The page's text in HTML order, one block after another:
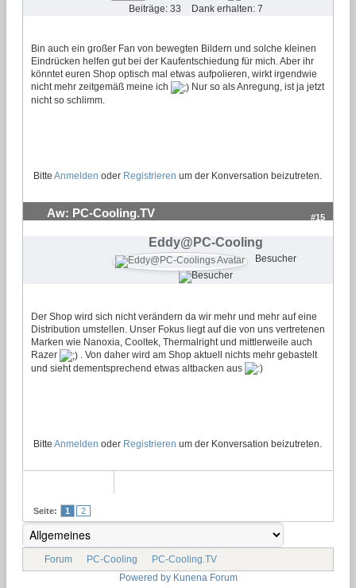
Beiträge: 33
Dank erhalten: 7
Bin auch ein großer Fan von bewegten Bildern und solche kleinen
Eindrücken helfen gut bei der Kaufentschiedung für mich. Aber ihr
könntet euren Shop optisch mal etwas aufpolieren, wirkt irgendwie
nicht mehr zeitgemäß meine ich
Nur so als Anregung, ist ja jetzt
nicht so schlimm.
Bitte Anmelden oder Registrieren um der Konversation beizutreten.
Aw: PC-Cooling.TV #15
Eddy@PC-Cooling
Besucher
Der Shop wird sich nicht verändern da wir mehr und mehr auf eine
Distribution umstellen. Unser Fokus liegt auf die von uns vertretenen
Marken wie Nanoxia, Cooltek, Thermalright und mittlerweile auch
Razer
. Von daher wird am Shop aktuell nichts mehr gebastelt
und sieht dementsprechend etwas altbacken aus
Bitte Anmelden oder Registrieren um der Konversation beizutreten.
Seite: 1 2
Forum PC-Cooling
PC-Cooling.TV
Powered by Kunena Forum